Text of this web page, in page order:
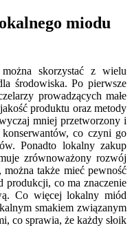
miodu
skorzystać z wielu
środowiska. Po pierwsze
prowadzących małe
produktu oraz metody
mniej przetworzony i
co czyni go
Ponadto lokalny zakup
zrównoważony rozwój
także mieć pewność
produkcji, co ma znaczenie
Co więcej lokalny miód
smakiem związanym
co sprawia, że każdy słoik